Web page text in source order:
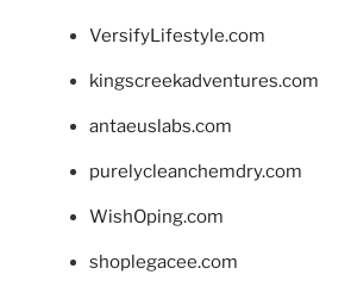
VersifyLifestyle.com
kingscreekadventures.com
antaeuslabs.com
purelycleanchemdry.com
WishOping.com
shoplegacee.com